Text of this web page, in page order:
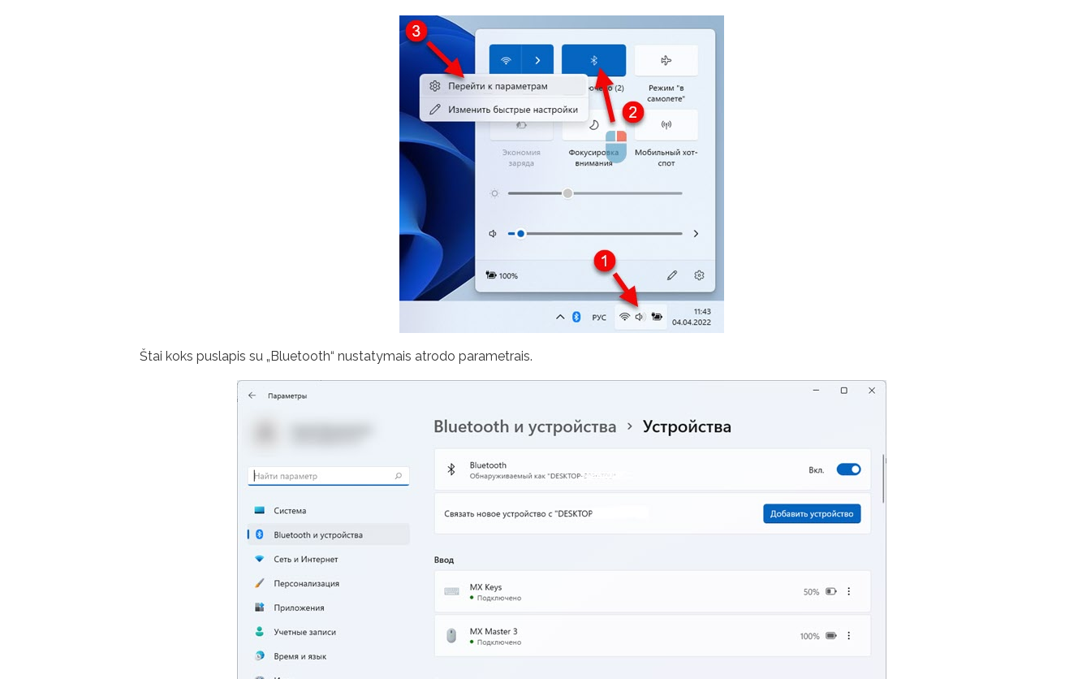
Štai koks puslapis su „Bluetooth“ nustatymais atrodo parametrais.